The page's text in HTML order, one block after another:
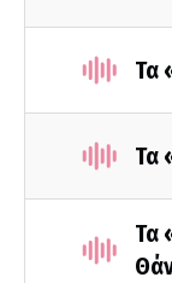
Τα
Τα
Τα